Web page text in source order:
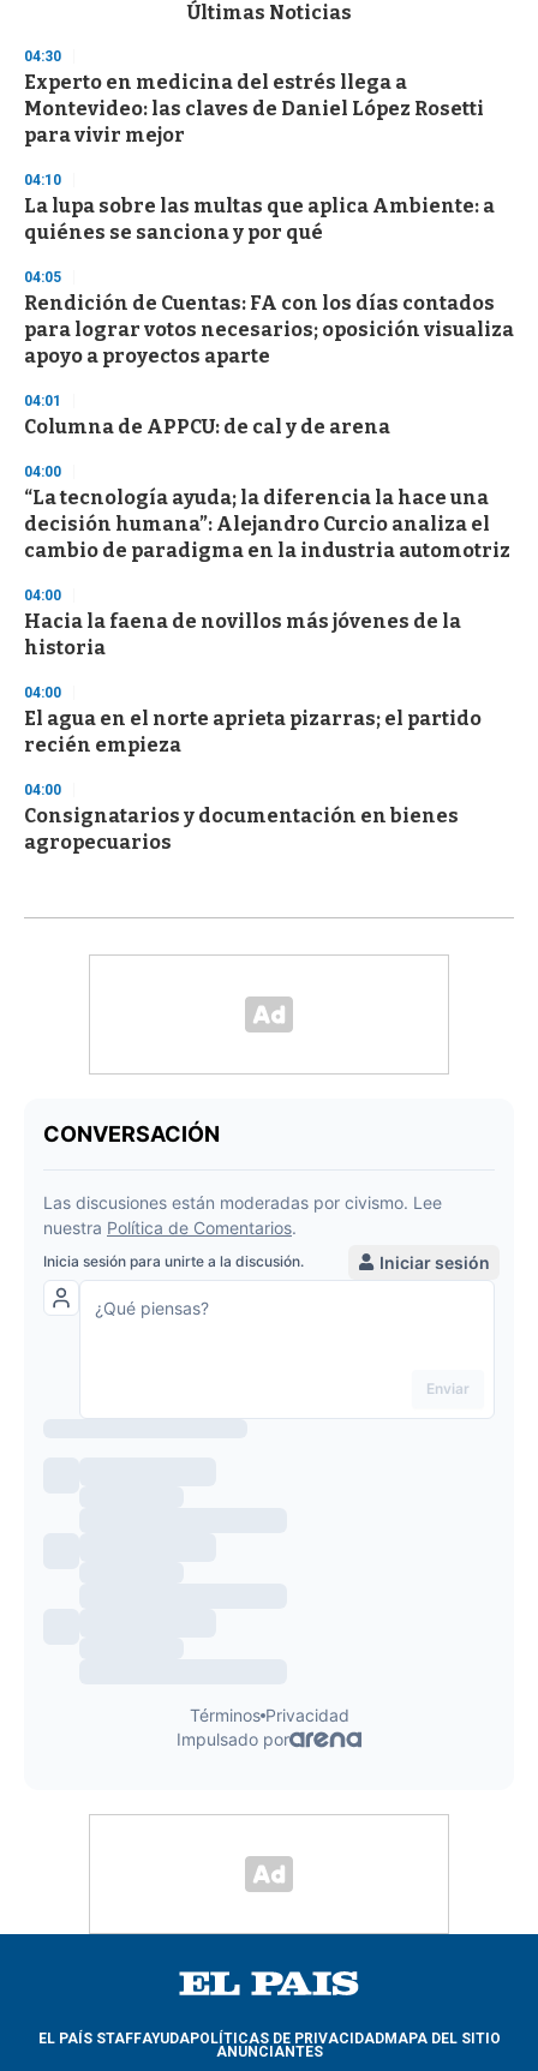
d
s
o
f
3
s
e
c
o
d
s
Últimas Noticias
04:30
Experto en medicina del estrés llega a
Montevideo: las claves de Daniel López Rosetti
para vivir mejor
04:10
La lupa sobre las multas que aplica Ambiente: a
quiénes se sanciona y por qué
04:05
Rendición de Cuentas: FA con los días contados
para lograr votos necesarios; oposición visualiza
apoyo a proyectos aparte
04:01
Columna de APPCU: de cal y de arena
04:00
“La tecnología ayuda; la diferencia la hace una
decisión humana”: Alejandro Curcio analiza el
cambio de paradigma en la industria automotriz
04:00
Hacia la faena de novillos más jóvenes de la
historia
04:00
El agua en el norte aprieta pizarras; el partido
recién empieza
04:00
Consignatarios y documentación en bienes
agropecuarios
EL PAÍS STAFFAYUDAPOLÍTICAS DE PRIVACIDADMAPA DEL SITIO
ANUNCIANTES